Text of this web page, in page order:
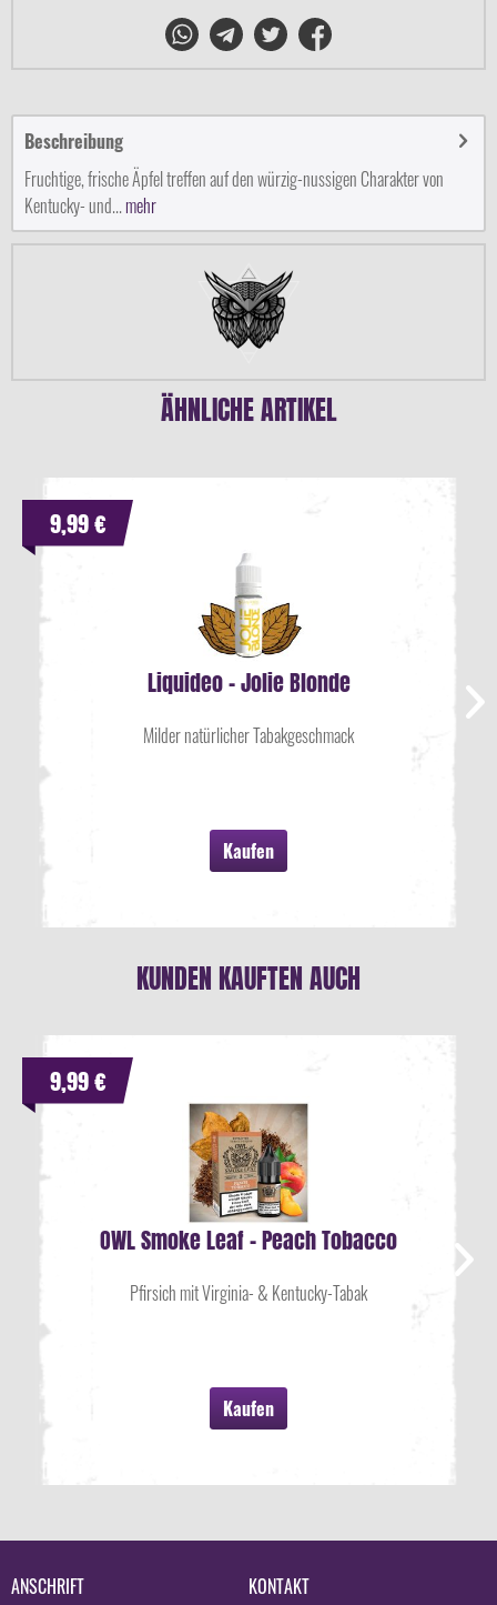
Beschreibung
Fruchtige, frische Äpfel treffen auf den würzig-nussigen Charakter von
Kentucky- und...mehr
ÄHNLICHE ARTIKEL
Liquideo - Jolie Blonde
Milder natürlicher Tabakgeschmack
Kaufen
9,99 €
KUNDEN KAUFTEN AUCH
OWL Smoke Leaf - Peach Tobacco
Pfirsich mit Virginia- & Kentucky-Tabak
Kaufen
9,99 €
ANSCHRIFT
KONTAKT